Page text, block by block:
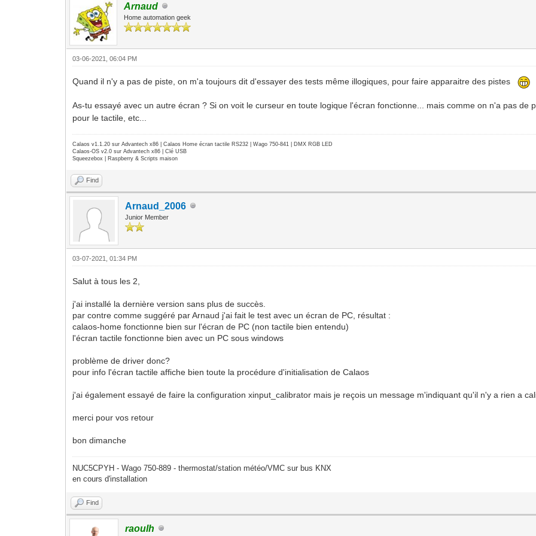
Arnaud
Home automation geek
03-06-2021, 06:04 PM
Quand il n'y a pas de piste, on m'a toujours dit d'essayer des tests même illogiques, pour faire apparaitre des pistes
As-tu essayé avec un autre écran ? Si on voit le curseur en toute logique l'écran fonctionne... mais comme on n'a pas de
pour le tactile, etc...
Calaos v1.1.20 sur Advantech x86 | Calaos Home écran tactile RS232 | Wago 750-841 | DMX RGB LED
Calaos-OS v2.0 sur Advantech x86 | Clé USB
Squeezebox | Raspberry & Scripts maison
Find
Arnaud_2006
Junior Member
03-07-2021, 01:34 PM
Salut à tous les 2,
j'ai installé la dernière version sans plus de succès.
par contre comme suggéré par Arnaud j'ai fait le test avec un écran de PC, résultat :
calaos-home fonctionne bien sur l'écran de PC (non tactile bien entendu)
l'écran tactile fonctionne bien avec un PC sous windows
problème de driver donc?
pour info l'écran tactile affiche bien toute la procédure d'initialisation de Calaos
j'ai également essayé de faire la configuration xinput_calibrator mais je reçois un message m'indiquant qu'il n'y a rien a
merci pour vos retour
bon dimanche
NUC5CPYH - Wago 750-889 - thermostat/station météo/VMC sur bus KNX
en cours d'installation
Find
raoulh